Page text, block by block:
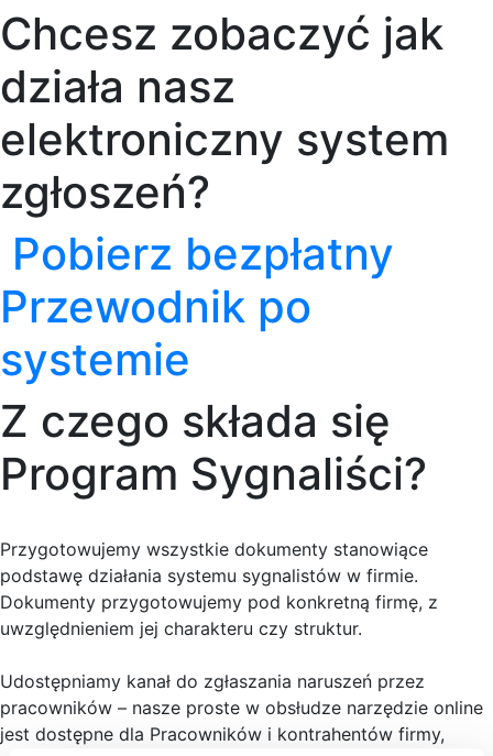
Chcesz zobaczyć jak
działa nasz
elektroniczny system
zgłoszeń?
Pobierz bezpłatny
Przewodnik po
systemie
Z czego składa się
Program Sygnaliści?
Przygotowujemy wszystkie dokumenty stanowiące
podstawę działania systemu sygnalistów w firmie.
Dokumenty przygotowujemy pod konkretną firmę, z
uwzględnieniem jej charakteru czy struktur.
Udostępniamy kanał do zgłaszania naruszeń przez
pracowników – nasze proste w obsłudze narzędzie online
jest dostępne dla Pracowników i kontrahentów firmy,